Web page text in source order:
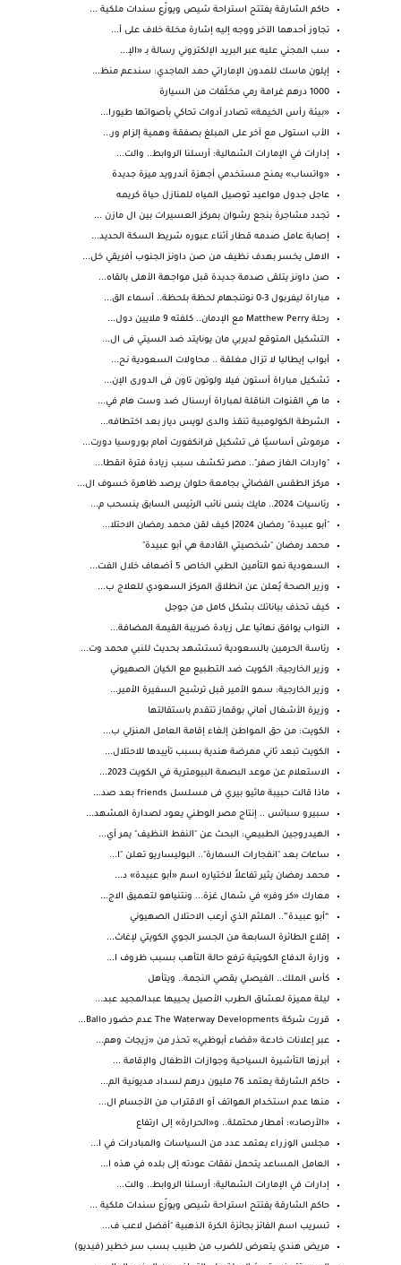
حاكم الشارقة يفتتح استراحة شيص ويوزّع سندات ملكية ...
تجاوز أحدهما الآخر ووجه إليه إشارة مخلة خلاف على أ...
سب المجني عليه عبر البريد الإلكتروني رسالة بـ «الإ...
إيلون ماسك للمدون الإماراتي حمد الماجدي: سندعم منظ...
1000 درهم غرامة رمي مخلّفات من السيارة
«بيئة رأس الخيمة» تصادر أدوات تحاكي بأصواتها طيورا...
الأب استولى مع آخر على المبلغ بصفقة وهمية إلزام ور...
إدارات في الإمارات الشمالية: أرسلنا الروابط.. والت...
«واتساب» يمنح مستخدمي أجهزة أندرويد ميزة جديدة
عاجل جدول مواعيد توصيل المياه للمنازل حياة كريمه
تجدد مشاجرة بنجع رشوان بمركز العسيرات بين ال مازن ...
إصابة عامل صدمه قطار أثناء عبوره شريط السكة الحديد...
الاهلى يخسر بهدف نظيف من صن داونز الجنوب أفريقي خل...
صن داونز يتلقى صدمة جديدة قبل مواجهة الأهلى بالقاه...
مباراة ليفربول 3-0 نوتنجهام لحظة بلحظة.. أسماء الق...
رحلة Matthew Perry مع الإدمان.. كلفته 9 ملايين دول...
التشكيل المتوقع لديربي مان يونايتد ضد السيتي فى ال...
أبواب إيطاليا لا تزال مغلقة .. محاولات السعودية نح...
تشكيل مباراة أستون فيلا ولوتون تاون فى الدورى الإن...
ما هي القنوات الناقلة لمباراة آرسنال ضد وست هام في...
الشرطة الكولومبية تنقذ والدى لويس دياز بعد اختطافه...
مرموش أساسيًا فى تشكيل فرانكفورت أمام بوروسيا دورت...
"واردات الغاز صفر".. مصر تكشف سبب زيادة فترة انقطا...
مركز الطقس الفضائي بجامعة حلوان يرصد ظاهرة خسوف ال...
رئاسيات 2024.. مايك بنس نائب الرئيس السابق ينسحب م...
"أبو عبيدة" رمضان 2024| كيف لقن محمد رمضان الاحتلا...
محمد رمضان "شخصيتي القادمة هي أبو عبيدة"
السعودية نمو التأمين الطبي الخاص 5 أضعاف خلال الفت...
وزير الصحة يُعلن عن انطلاق المركز السعودي للعلاج ب...
كيف تحذف بياناتك بشكل كامل من جوجل
النواب يوافق نهائيا على زيادة ضريبة القيمة المضافة...
رئاسة الحرمين بالسعودية تستشهد بحديث للنبي محمد وت...
وزير الخارجية: الكويت ضد التطبيع مع الكيان الصهيوني
وزير الخارجية: سمو الأمير قبل ترشيح السفيرة الأمير...
وزيرة الأشغال أماني بوقماز تتقدم باستقالتها
الكويت: من حق المواطن إلغاء إقامة العامل المنزلي ب...
الكويت تبعد ثاني ممرضة هندية بسبب تأييدها للاحتلال...
الاستعلام عن موعد البصمة البيومترية في الكويت 2023...
ماذا قالت حبيبة ماثيو بيري فى مسلسل friends بعد صد...
سبيرو سباتس .. إنتاج مصر الوطني يعود لصدارة المشهد...
الهيدروجين الطبيعي: البحث عن "النفط النظيف" يمر أي...
ساعات بعد "انفجارات السمارة".. البوليساريو تعلن "ا...
محمد رمضان يثير تفاعلاً لاختياره اسم «أبو عبيدة» د...
معارك «كر وفر» في شمال غزة... ونتنياهو لتعميق الاج...
“أبو عبيدة”.. الملثم الذي أرعب الاحتلال الصهيوني
إقلاع الطائرة السابعة من الجسر الجوي الكويتي لإغاث...
وزارة الدفاع الكويتية ترفع حالة التأهب بسبب ظروف ا...
كأس الملك.. الفيصلي يقصي النجمة.. ويتأهل
ليلة مميزة لعشاق الطرب الأصيل يحييها عبدالمجيد عبد...
قررت شركة The Waterway Developments عدم حضور Ballo...
عبر إعلانات خادعة «قضاء أبوظبي» تحذر من «زيجات وهم...
أبرزها التأشيرة السياحية وجوازات الأطفال والإقامة ...
حاكم الشارقة يعتمد 76 مليون درهم لسداد مديونية الم...
منها عدم استخدام الهواتف أو الاقتراب من الأجسام ال...
«الأرصاد»: أمطار محتملة.. و«الحرارة» إلى ارتفاع
مجلس الوزراء يعتمد عدد من السياسات والمبادرات في ا...
العامل المساعد يتحمل نفقات عودته إلى بلده في هذه ا...
إدارات في الإمارات الشمالية: أرسلنا الروابط.. والت...
حاكم الشارقة يفتتح استراحة شيص ويوزّع سندات ملكية ...
تسريب اسم الفائز بجائزة الكرة الذهبية "أفضل لاعب ف...
مريض هندي يتعرض للضرب من طبيب بسب سر خطير (فيديو)